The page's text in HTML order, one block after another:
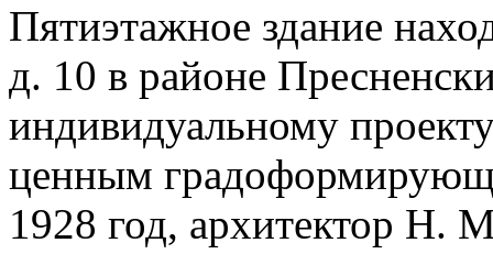
Пятиэтажное здание
д. 10 в районе
индивидуальному
ценным
1928 год, архитектор Н.